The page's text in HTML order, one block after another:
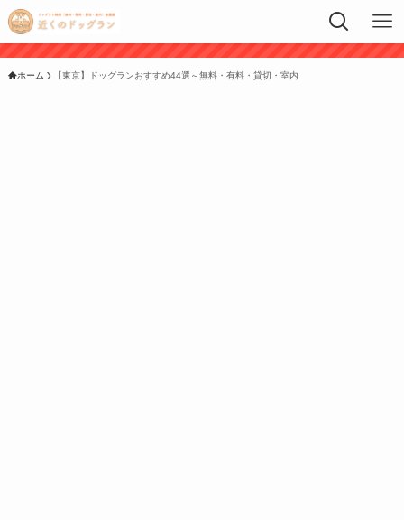
ホーム 【東京】ドッグランおすすめ44選～無料・有料・貸切・室内